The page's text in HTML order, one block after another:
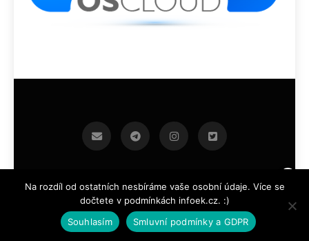
infoek.cz 2026.Developed By BlazeThemes .
Na rozdíl od ostatních nesbíráme vaše osobní údaje. Více se
dočtete v podmínkách infoek.cz. :)
Souhlasím
Smluvní podmínky a GDPR